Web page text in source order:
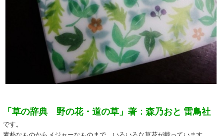
「草の辞典 野の花・道の草」著：森乃おと 雷鳥社
です。
素朴なものからメジャーなものまで、いろいろな草花が載っています。